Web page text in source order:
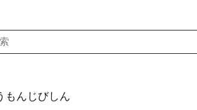
もんじびしん